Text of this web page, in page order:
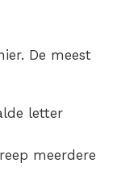
De meest
letter
meerdere